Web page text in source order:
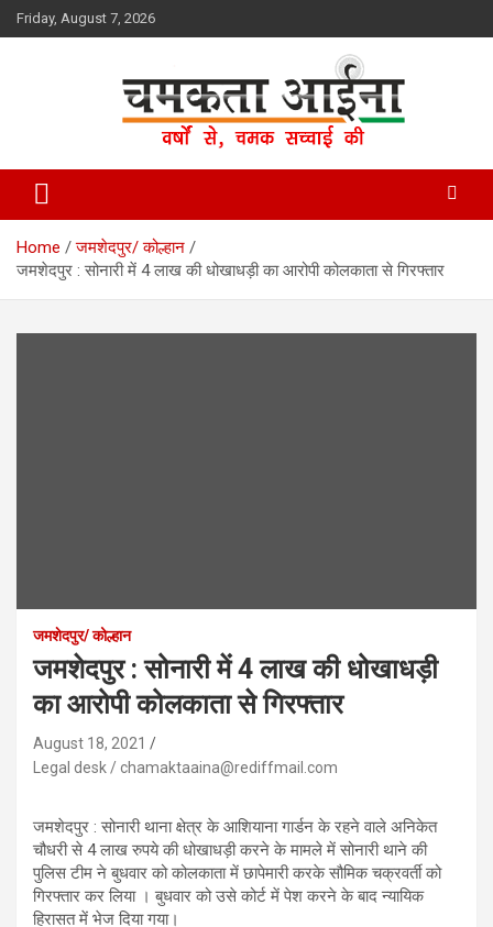
Skip
to
Friday, August 7, 2026
Chamakta Aina
Home
जमशेदपुर/ कोल्हान
जमशेदपुर : सोनारी में 4 लाख की धोखाधड़ी का आरोपी कोलकाता से गिरफ्तार
जमशेदपुर/ कोल्हान
जमशेदपुर : सोनारी में 4 लाख की धोखाधड़ी
का आरोपी कोलकाता से गिरफ्तार
August 18, 2021
Legal desk / chamaktaaina@rediffmail.com
जमशेदपुर : सोनारी थाना क्षेत्र के आशियाना गार्डन के रहने वाले अनिकेत
चौधरी से 4 लाख रुपये की धोखाधड़ी करने के मामले में सोनारी थाने की
पुलिस टीम ने बुधवार को कोलकाता में छापेमारी करके सौमिक चक्रवर्ती को
गिरफ्तार कर लिया । बुधवार को उसे कोर्ट में पेश करने के बाद न्यायिक
हिरासत में भेज दिया गया।